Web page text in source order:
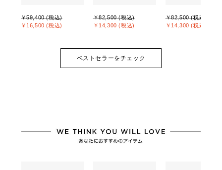
￥59,400 (税込)
￥16,500 (税込)
￥82,500 (税込)
￥14,300 (税込)
￥82,500 (税込)
￥14,300 (税込)
ベストセラーをチェック